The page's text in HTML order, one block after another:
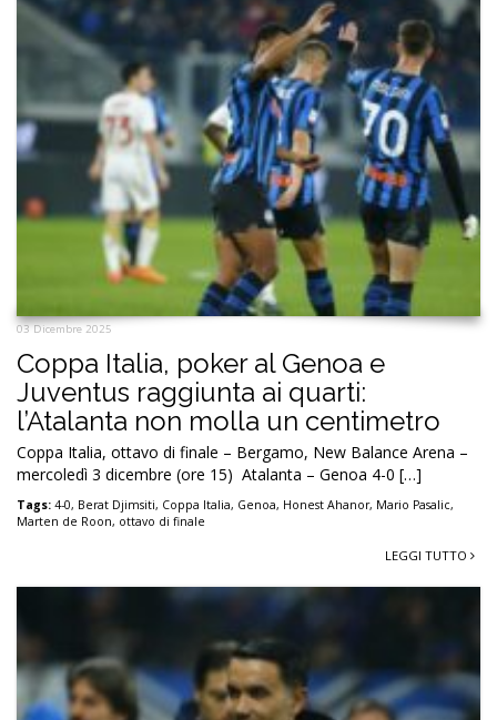
03 Dicembre 2025
Coppa Italia, poker al Genoa e
Juventus raggiunta ai quarti:
l’Atalanta non molla un centimetro
Coppa Italia, ottavo di finale – Bergamo, New Balance Arena –
mercoledì 3 dicembre (ore 15) Atalanta – Genoa 4-0 […]
Tags: 4-0, Berat Djimsiti, Coppa Italia, Genoa, Honest Ahanor, Mario Pasalic,
Marten de Roon, ottavo di finale
LEGGI TUTTO